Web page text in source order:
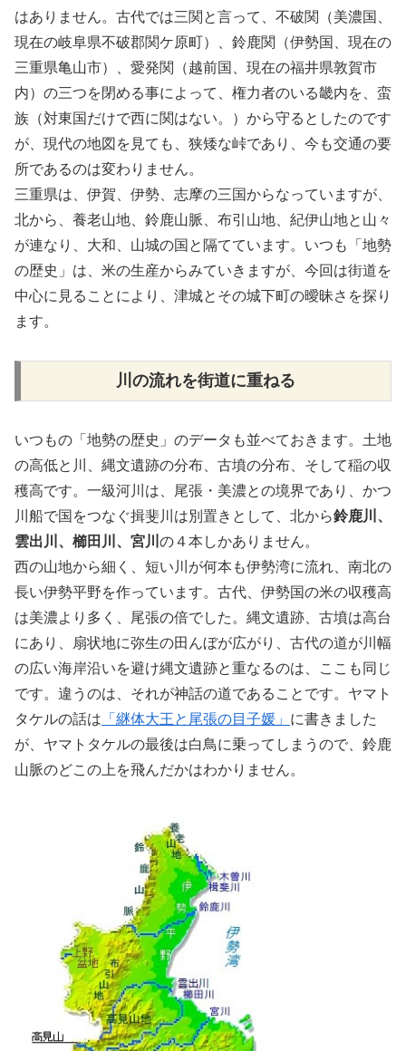
はありません。古代では三関と言って、不破関（美濃国、
現在の岐阜県不破郡関ケ原町）、鈴鹿関（伊勢国、現在の
三重県亀山市）、愛発関（越前国、現在の福井県敦賀市
内）の三つを閉める事によって、権力者のいる畿内を、蛮
族（対東国だけで西に関はない。）から守るとしたのです
が、現代の地図を見ても、狭矮な峠であり、今も交通の要
所であるのは変わりません。
三重県は、伊賀、伊勢、志摩の三国からなっていますが、
北から、養老山地、鈴鹿山脈、布引山地、紀伊山地と山々
が連なり、大和、山城の国と隔てています。いつも「地勢
の歴史」は、米の生産からみていきますが、今回は街道を
中心に見ることにより、津城とその城下町の曖昧さを探り
ます。
川の流れを街道に重ねる
いつもの「地勢の歴史」のデータも並べておきます。土地
の高低と川、縄文遺跡の分布、古墳の分布、そして稲の収
穫高です。一級河川は、尾張・美濃との境界であり、かつ
川船で国をつなぐ揖斐川は別置きとして、北から鈴鹿川、
雲出川、櫛田川、宮川 の４本しかありません。
西の山地から細く、短い川が何本も伊勢湾に流れ、南北の
長い伊勢平野を作っています。古代、伊勢国の米の収穫高
は美濃より多く、尾張の倍でした。縄文遺跡、古墳は高台
にあり、扇状地に弥生の田んぼが広がり、古代の道が川幅
の広い海岸沿いを避け縄文遺跡と重なるのは、ここも同じ
です。違うのは、それが神話の道であることです。ヤマト
タケルの話は 「継体大王と尾張の目子媛」 に書きました
が、ヤマトタケルの最後は白鳥に乗ってしまうので、鈴鹿
山脈のどこの上を飛んだかはわかりません。